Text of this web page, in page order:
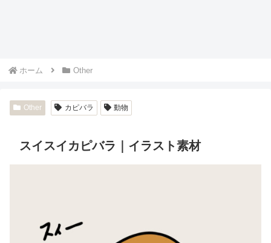
ホーム Other
Other カピバラ 動物
スイスイカピバラ｜イラスト素材